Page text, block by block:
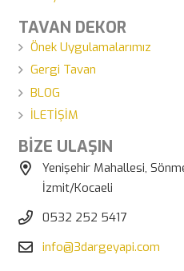
TAVAN DEKOR
Önek Uygulamalarımız
Gergi Tavan
BLOG
İLETİŞİM
BİZE ULAŞIN
Yenişehir Mahallesi,
İzmit/Kocaeli
0532 252 5417
info@3dargeyapi.com